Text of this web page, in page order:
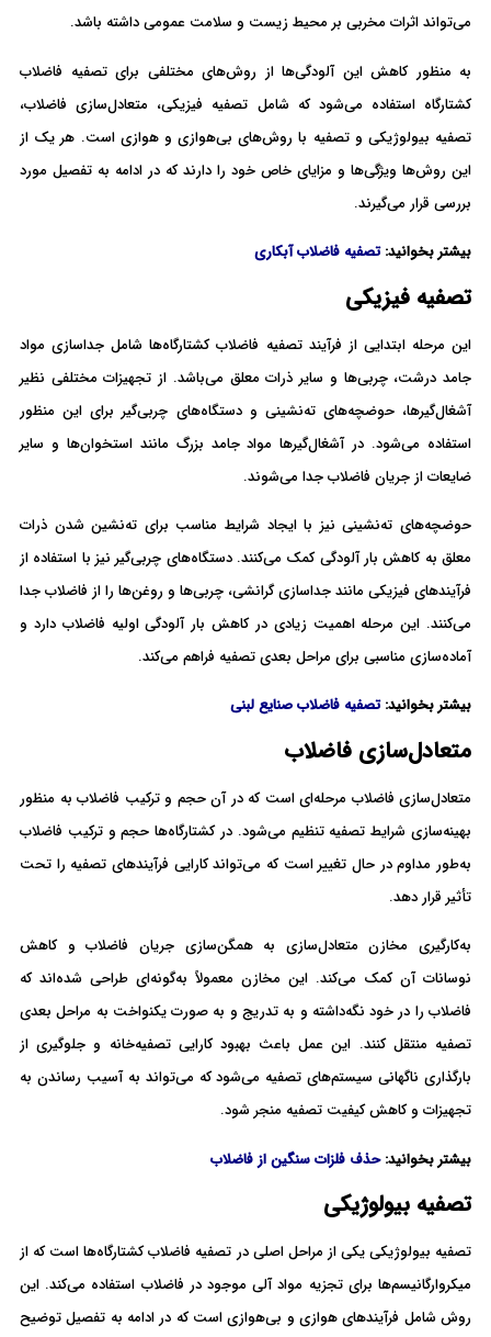
می‌تواند اثرات مخربی بر محیط زیست و سلامت عمومی داشته باشد.
به منظور کاهش این آلودگی‌ها از روش‌های مختلفی برای تصفیه فاضلاب
کشتارگاه استفاده می‌شود که شامل تصفیه فیزیکی، متعادل‌سازی فاضلاب،
تصفیه بیولوژیکی و تصفیه با روش‌های بی‌هوازی و هوازی است. هر یک از
این روش‌ها ویژگی‌ها و مزایای خاص خود را دارند که در ادامه به تفصیل مورد
بررسی قرار می‌گیرند.
بیشتر بخوانید:تصفیه فاضلاب آبکاری
تصفیه فیزیکی
این مرحله ابتدایی از فرآیند تصفیه فاضلاب کشتارگاه‌ها شامل جداسازی مواد
جامد درشت، چربی‌ها و سایر ذرات معلق می‌باشد. از تجهیزات مختلفی نظیر
آشغال‌گیرها، حوضچه‌های ته‌نشینی و دستگاه‌های چربی‌گیر برای این منظور
استفاده می‌شود. در آشغال‌گیرها مواد جامد بزرگ مانند استخوان‌ها و سایر
ضایعات از جریان فاضلاب جدا می‌شوند.
حوضچه‌های ته‌نشینی نیز با ایجاد شرایط مناسب برای ته‌نشین شدن ذرات
معلق به کاهش بار آلودگی کمک می‌کنند. دستگاه‌های چربی‌گیر نیز با استفاده از
فرآیندهای فیزیکی مانند جداسازی گرانشی، چربی‌ها و روغن‌ها را از فاضلاب جدا
می‌کنند. این مرحله اهمیت زیادی در کاهش بار آلودگی اولیه فاضلاب دارد و
آماده‌سازی مناسبی برای مراحل بعدی تصفیه فراهم می‌کند.
بیشتر بخوانید:تصفیه فاضلاب صنایع لبنی
متعادل‌سازی فاضلاب
متعادل‌سازی فاضلاب مرحله‌ای است که در آن حجم و ترکیب فاضلاب به منظور
بهینه‌سازی شرایط تصفیه تنظیم می‌شود. در کشتارگاه‌ها حجم و ترکیب فاضلاب
به‌طور مداوم در حال تغییر است که می‌تواند کارایی فرآیندهای تصفیه را تحت
تأثیر قرار دهد.
به‌کارگیری مخازن متعادل‌سازی به همگن‌سازی جریان فاضلاب و کاهش
نوسانات آن کمک می‌کند. این مخازن معمولاً به‌گونه‌ای طراحی شده‌اند که
فاضلاب را در خود نگه‌داشته و به تدریج و به صورت یکنواخت به مراحل بعدی
تصفیه منتقل کنند. این عمل باعث بهبود کارایی تصفیه‌خانه و جلوگیری از
بارگذاری ناگهانی سیستم‌های تصفیه می‌شود که می‌تواند به آسیب رساندن به
تجهیزات و کاهش کیفیت تصفیه منجر شود.
بیشتر بخوانید: حذف فلزات سنگین از فاضلاب
تصفیه بیولوژیکی
تصفیه بیولوژیکی یکی از مراحل اصلی در تصفیه فاضلاب کشتارگاه‌ها است که از
میکروارگانیسم‌ها برای تجزیه مواد آلی موجود در فاضلاب استفاده می‌کند. این
روش شامل فرآیندهای هوازی و بی‌هوازی است که در ادامه به تفصیل توضیح